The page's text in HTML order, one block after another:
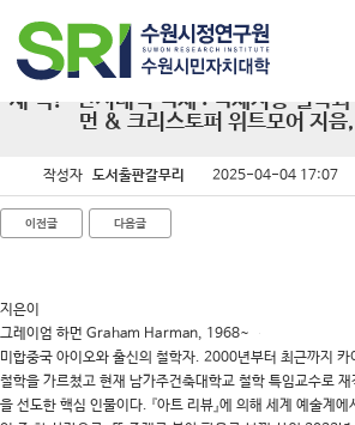
학습과정 소개
모집요강
새 책! 『반시대적 객체 : 객체지향 철학과
먼 & 크리스토퍼 위트모어 지음
작성자 도서출판갈무리 2025-04-04 17:07
이전글 다음글
지은이
그레이엄 하먼 Graham Harman, 1968~
미합중국 아이오와 출신의 철학자. 2000년부터 최근까지 카
철학을 가르쳤고 현재 남가주건축대학교 철학 특임교수로
을 선도한 핵심 인물이다. 『아트 리뷰』에 의해 세계 예술계